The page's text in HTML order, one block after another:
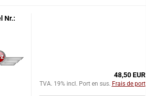
Nr.:
48,50 EUR
TVA. 19% incl. Port en sus. Frais de port